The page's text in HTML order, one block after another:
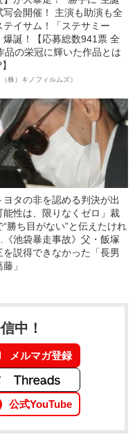
写会開催！ 主演も助演も全
テイサム！「ステサミー
爆誕！【応募総数941票 全
品の栄冠に輝いた作品とは
株）キノフィルムズ）
ヨタの非を認める判決が出
能性は、限りなくゼロ」裁
“勝ち目がない”と伝えたけれ
池袋暴走事故》父・飯塚
を説得できなかった「長男
」
中！
メルマガ登録
公式YouTube